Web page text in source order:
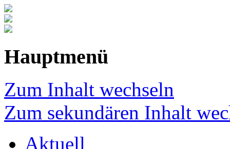
Hauptmenü
Zum Inhalt wechseln
Zum sekundären Inhalt
Aktuell